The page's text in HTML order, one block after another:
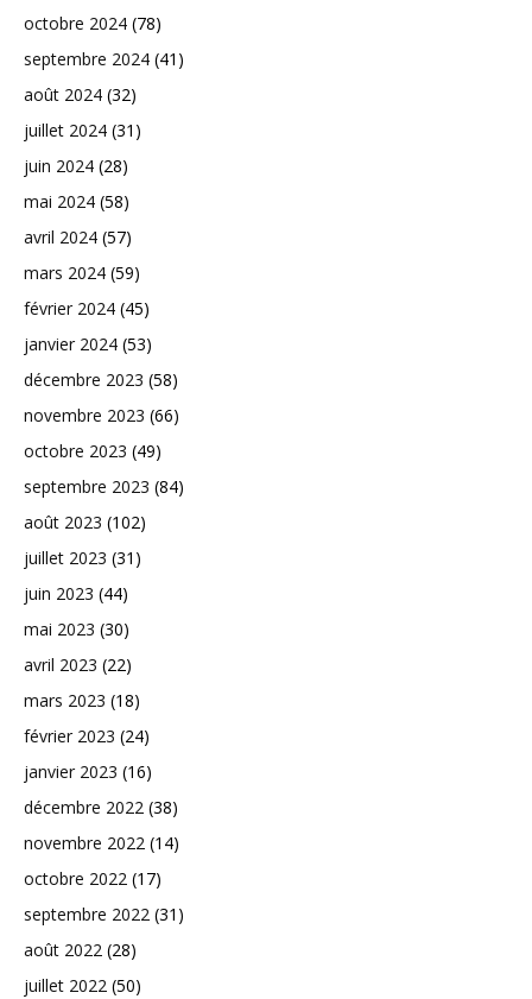
octobre 2024 (78)
septembre 2024 (41)
août 2024 (32)
juillet 2024 (31)
juin 2024 (28)
mai 2024 (58)
avril 2024 (57)
mars 2024 (59)
février 2024 (45)
janvier 2024 (53)
décembre 2023 (58)
novembre 2023 (66)
octobre 2023 (49)
septembre 2023 (84)
août 2023 (102)
juillet 2023 (31)
juin 2023 (44)
mai 2023 (30)
avril 2023 (22)
mars 2023 (18)
février 2023 (24)
janvier 2023 (16)
décembre 2022 (38)
novembre 2022 (14)
octobre 2022 (17)
septembre 2022 (31)
août 2022 (28)
juillet 2022 (50)